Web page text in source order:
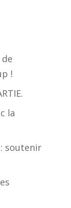
!
la
soutenir